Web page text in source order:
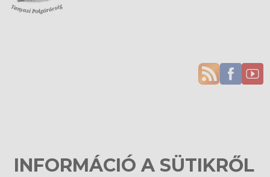
INFORMÁCIÓ A SÜTIKRŐL